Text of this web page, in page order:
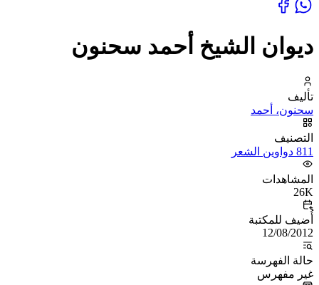
ديوان الشيخ أحمد سحنون
تأليف
سحنون، أحمد
التصنيف
811 دواوين الشعر
المشاهدات
26K
أُضيف للمكتبة
12/08/2012
حالة الفهرسة
غير مفهرس